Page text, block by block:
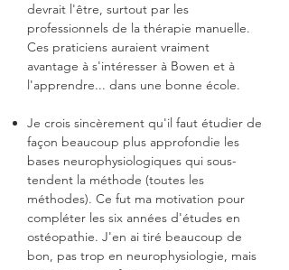
devrait l'être, surtout par les
professionnels de la thérapie manuelle.
Ces praticiens auraient vraiment
avantage à s'intéresser à Bowen et à
l'apprendre... dans une bonne école.
Je crois sincèrement qu'il faut étudier de
façon beaucoup plus approfondie les
bases neurophysiologiques qui sous-
tendent la méthode (toutes les
méthodes). Ce fut ma motivation pour
compléter les six années d'études en
ostéopathie. J'en ai tiré beaucoup de
bon, pas trop en neurophysiologie, mais